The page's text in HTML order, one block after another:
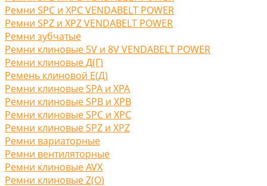
Ремни SPC и XPC VENDABELT POWER
Ремни SPZ и XPZ VENDABELT POWER
Ремни зубчатые
Ремни клиновые 5V и 8V VENDABELT POWER
Ремни клиновые Д(Г)
Ремень клиновой Е(Д)
Ремни клиновые SPA и XPA
Ремни клиновые SPB и XPB
Ремни клиновые SPC и XPC
Ремни клиновые SPZ и XPZ
Ремни вариаторные
Ремни вентиляторные
Ремни клиновые AVX
Ремни клиновые Z(O)